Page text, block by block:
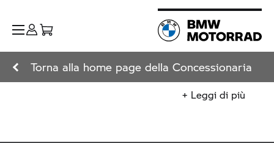
Torna alla home page della Concessionaria
+ Leggi di più